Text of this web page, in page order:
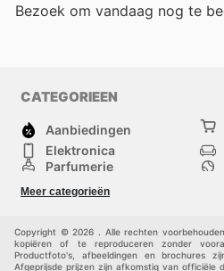
Bezoek om vandaag nog te
CATEGORIEEN
Aanbiedingen
Elektronica
Parfumerie
Kinderen
Meer categorieën
Copyright © 2026 . Alle rechten
kopiëren of te reproduceren zonder
Productfoto's, afbeeldingen en brochures
Afgeprijsde prijzen zijn afkomstig van officiële